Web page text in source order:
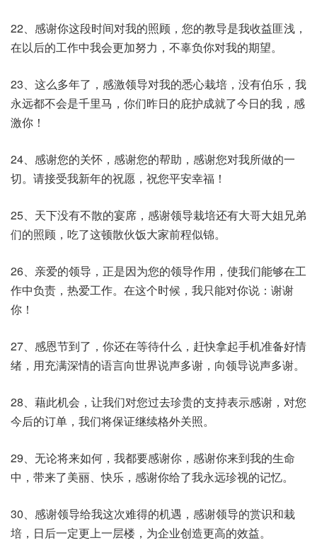
22、感谢你这段时间对我的照顾，您的教导是我收益匪浅，
在以后的工作中我会更加努力，不辜负你对我的期望。
23、这么多年了，感激领导对我的悉心栽培，没有伯乐，我
永远都不会是千里马，你们昨日的庇护成就了今日的我，感
激你！
24、感谢您的关怀，感谢您的帮助，感谢您对我所做的一
切。请接受我新年的祝愿，祝您平安幸福！
25、天下没有不散的宴席，感谢领导栽培还有大哥大姐兄弟
们的照顾，吃了这顿散伙饭大家前程似锦。
26、亲爱的领导，正是因为您的领导作用，使我们能够在工
作中负责，热爱工作。在这个时候，我只能对你说：谢谢
你！
27、感恩节到了，你还在等待什么，赶快拿起手机准备好情
绪，用充满深情的语言向世界说声多谢，向领导说声多谢。
28、藉此机会，让我们对您过去珍贵的支持表示感谢，对您
今后的订单，我们将保证继续格外关照。
29、无论将来如何，我都要感谢你，感谢你来到我的生命
中，带来了美丽、快乐，感谢你给了我永远珍视的记忆。
30、感谢领导给我这次难得的机遇，感谢领导的赏识和栽
培，日后一定更上一层楼，为企业创造更高的效益。